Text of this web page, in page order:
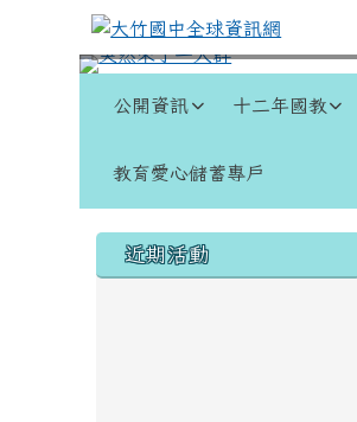
跳至主內容區
大竹國中全球資
公開資訊 十二年國教
教育愛心儲蓄專戶
左邊區域內容
近期活動
頁尾區域